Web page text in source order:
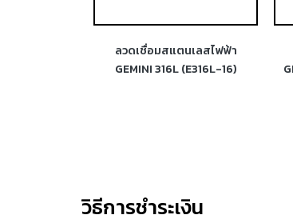
ลวดเชื่อมสแตนเลสไฟฟ้า
GEMINI 316L (E316L-16)
วิธีการชำระเงิน